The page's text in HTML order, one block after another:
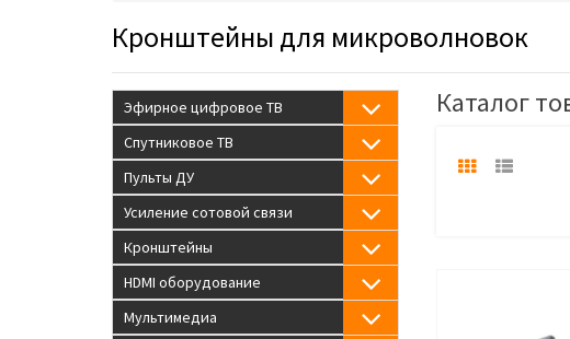
Кронштейны для микроволновок
Эфирное цифровое ТВ
Спутниковое ТВ
Пульты ДУ
Усиление сотовой связи
Кронштейны
HDMI оборудование
Мультимедиа
Каталог